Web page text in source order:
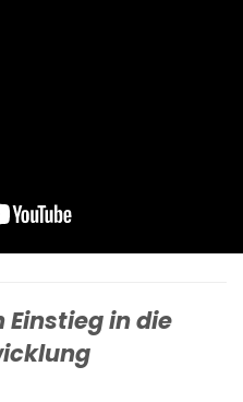
Einstieg in die